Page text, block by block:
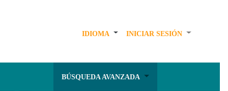
IDIOMA INICIAR SESIÓN
BÚSQUEDA AVANZADA